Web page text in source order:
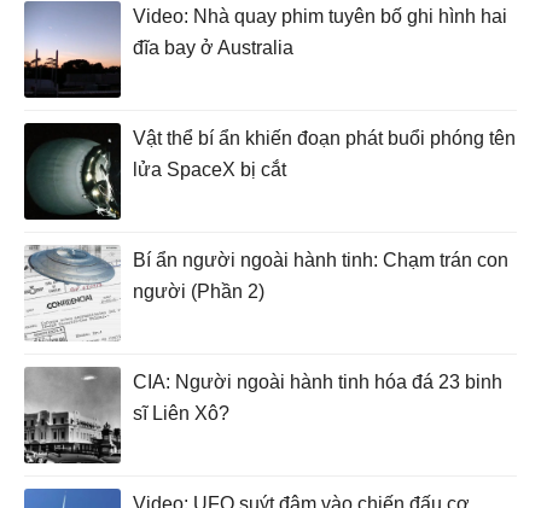
Video: Nhà quay phim tuyên bố ghi hình hai
đĩa bay ở Australia
Vật thể bí ẩn khiến đoạn phát buổi phóng tên
lửa SpaceX bị cắt
Bí ẩn người ngoài hành tinh: Chạm trán con
người (Phần 2)
CIA: Người ngoài hành tinh hóa đá 23 binh
sĩ Liên Xô?
Video: UFO suýt đâm vào chiến đấu cơ